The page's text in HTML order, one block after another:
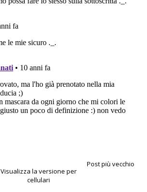
Post più vecchio
Visualizza la versione per
cellulari